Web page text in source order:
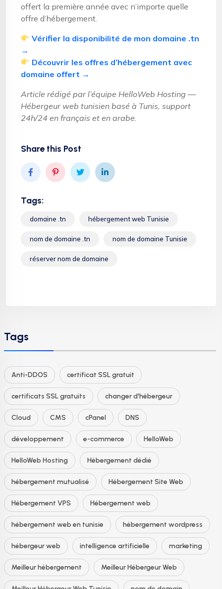
offert la première année avec n’importe quelle
offre d’hébergement.
Vérifier la disponibilité de mon domaine .tn
→
Découvrir les offres d’hébergement avec
domaine offert →
Article rédigé par l’équipe HelloWeb Hosting —
Hébergeur web tunisien basé à Tunis, support
24h/24 en français et en arabe.
Share this Post
Tags:
domaine .tn hébergement web Tunisie
nom de domaine .tn nom de domaine Tunisie
réserver nom de domaine
Tags
Anti-DDOS certificat SSL gratuit
certificats SSL gratuits changer d'hébergeur
Cloud CMS cPanel DNS
développement e-commerce HelloWeb
HelloWeb Hosting Hébergement dédié
hébergement mutualisé Hébergement Site Web
Hébergement VPS Hébergement web
hébergement web en tunisie hébergement wordpress
hébergeur web intelligence artificielle marketing
Meilleur hébergement Meilleur Hébergeur Web